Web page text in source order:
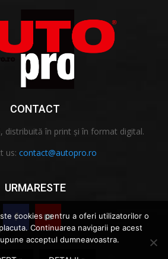
CONTACT
distribuită în print și în format digital.
us: contact@autopro.ro
URMARESTE
cookies pentru a oferi utilizatorilor o
Continuarea navigarii pe acest
acceptul dumneavoastra.